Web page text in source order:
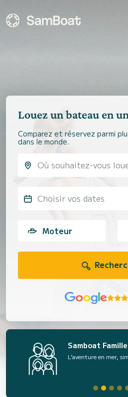
Louez un bateau en
Comparez et réservez parmi
dans le monde.
Choisir vos dates
Moteur
Samboat
L’aventure en mer,